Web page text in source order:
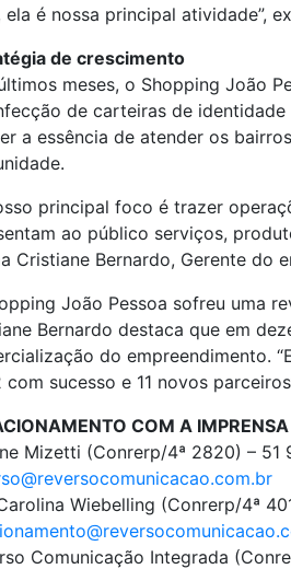
ela é nossa principal atividade”,
de crescimento
meses, o Shopping João
de carteiras de
a essência de atender os
principal foco é trazer
ao público serviços,
Cristiane Bernardo, Gerente do
João Pessoa sofreu uma
Bernardo destaca que em
do empreendimento.
com sucesso e 11 novos
COM A IMPRENSA
Mizetti (Conrerp/4ª 2820) – 51
Wiebelling (Conrerp/4ª
Comunicação Integrada